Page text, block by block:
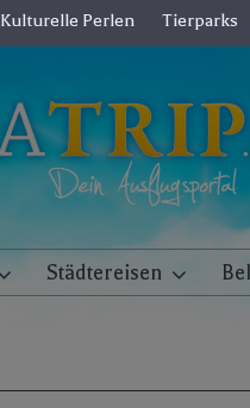
Kulturelle Perlen Tierparks
Städtereisen